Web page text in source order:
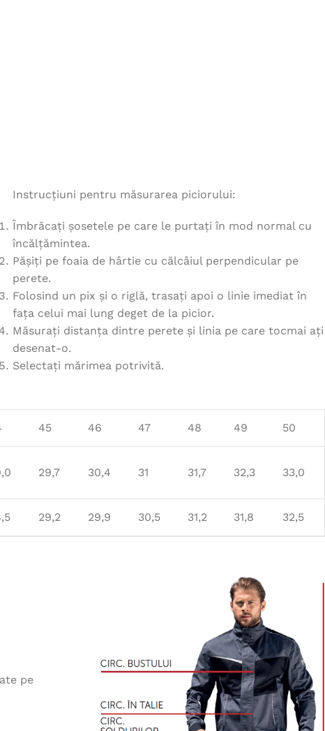
Instrucțiuni pentru măsurarea piciorului:
Îmbrăcați șosetele pe care le purtați în mod normal cu
încălțămintea.
Pășiți pe foaia de hârtie cu călcâiul perpendicular pe
perete.
Folosind un pix și o riglă, trasați apoi o linie imediat în
fața celui mai lung deget de la picior.
Măsurați distanța dintre perete și linia pe care tocmai ați
desenat-o.
Selectați mărimea potrivită.
45 46 47 48 49 50
29,7 30,4 31 31,7 32,3 33,0
29,2 29,9 30,5 31,2 31,8 32,5
pe